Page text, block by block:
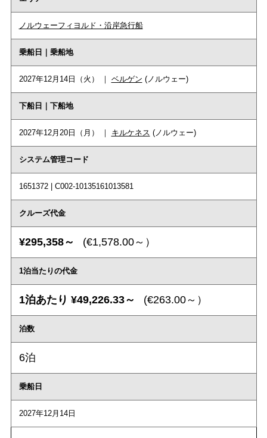
ノルウェーフィヨルド・沿岸急行船
乗船日｜乗船地
2027年12月14日（火） ｜ ベルゲン (ノルウェー)
下船日｜下船地
2027年12月20日（月） ｜ キルケネス (ノルウェー)
システム管理コード
1651372 | C002-10135161013581
クルーズ代金
¥295,358～ (€1,578.00～）
1泊当たりの代金
1泊あたり ¥49,226.33～ (€263.00～）
泊数
6泊
乗船日
2027年12月14日